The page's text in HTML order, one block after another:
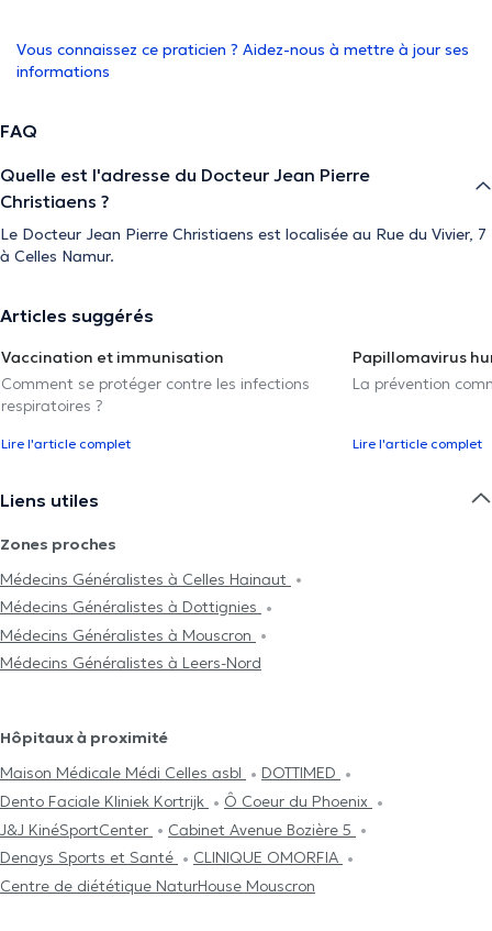
Vous connaissez ce praticien ? Aidez-nous à mettre à jour ses
informations
FAQ
Quelle est l'adresse du Docteur Jean Pierre
Christiaens ?
Le Docteur Jean Pierre Christiaens est localisée au Rue du Vivier, 7
à Celles Namur.
Articles suggérés
Vaccination et immunisation
Comment se protéger contre les infections
respiratoires ?
Lire l'article complet
Papillomavirus
La prévention
Lire l'article complet
Liens utiles
Zones proches
Médecins Généralistes à Celles Hainaut
Médecins Généralistes à Dottignies
Médecins Généralistes à Mouscron
Médecins Généralistes à Leers-Nord
Hôpitaux à proximité
Maison Médicale Médi Celles asbl
DOTTIMED
Dento Faciale Kliniek Kortrijk
Ô Coeur du Phoenix
J&J KinéSportCenter
Cabinet Avenue Bozière 5
Denays Sports et Santé
CLINIQUE OMORFIA
Centre de diététique NaturHouse Mouscron